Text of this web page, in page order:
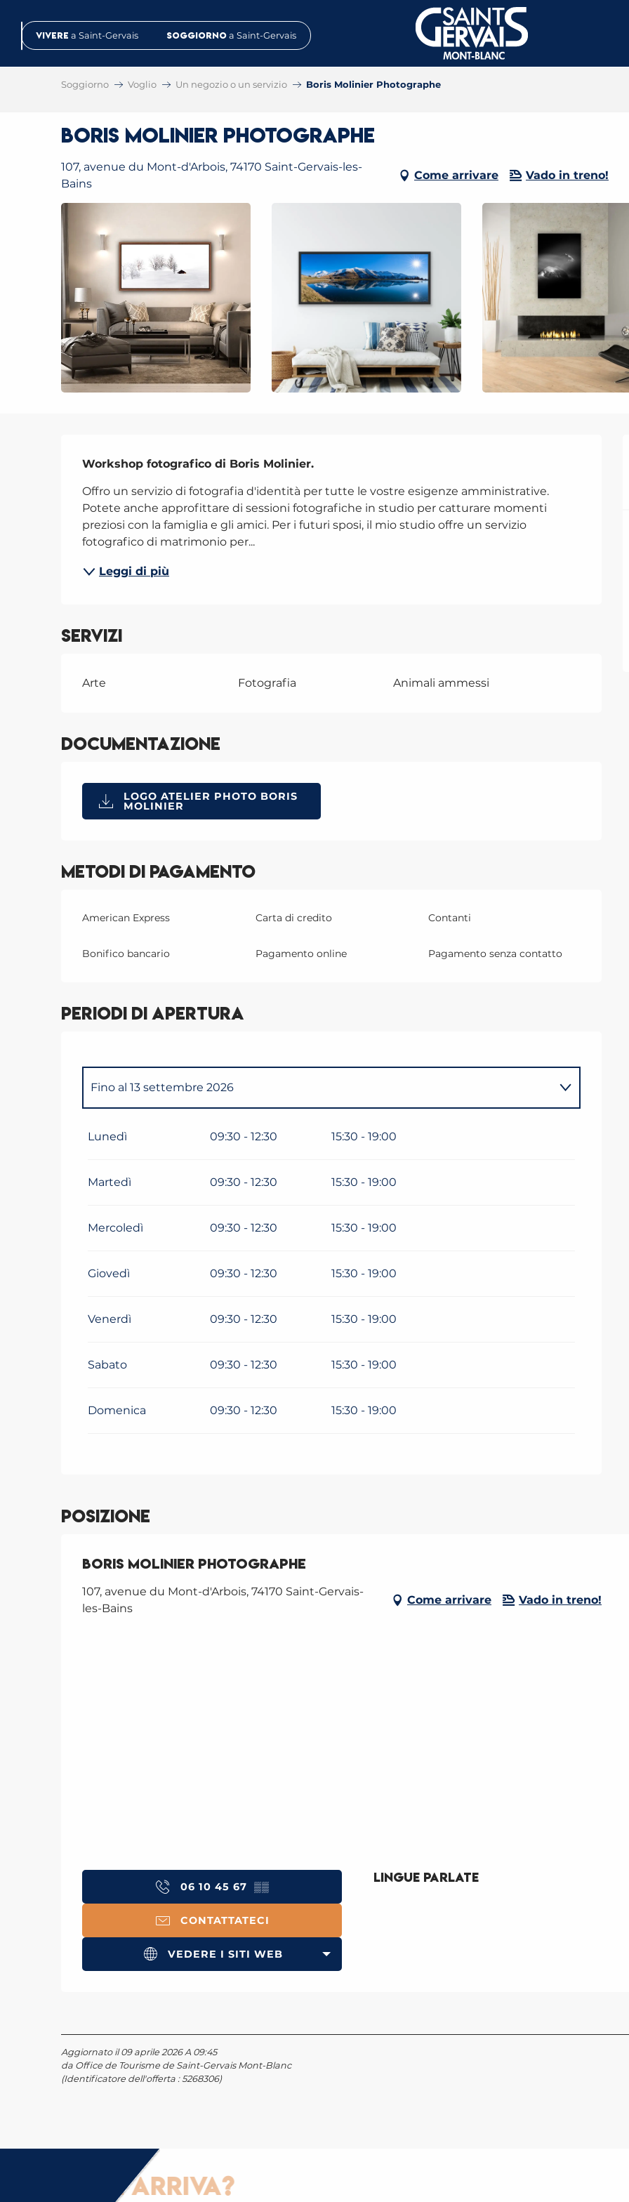
contenuVivere a Saint-Gervais Soggiorno a Saint-Gervais
Soggiorno Voglio Un negozio o un servizio Boris Molinier Photographe
Boris Molinier Photographe
107, avenue du Mont-d'Arbois, 74170 Saint-Gervais-les-
Bains
Come arrivare Vado in treno!
Descrizione
Workshop fotografico di Boris Molinier.
Offro un servizio di fotografia d'identità per tutte le vostre esigenze amministrative.
Potete anche approfittare di sessioni fotografiche in studio per catturare momenti
preziosi con la famiglia e gli amici. Per i futuri sposi, il mio studio offre un servizio
fotografico di matrimonio per...
Leggi di più
Servizi
Arte Fotografia Animali ammessi
Documentazione
LOGO ATELIER PHOTO BORIS
MOLINIER
Metodi di pagamento
American Express Carta di credito Contanti
Bonifico bancario Pagamento online Pagamento senza contatto
Periodi di apertura
Fino al 13 settembre 2026
Lunedì 09:30 - 12:30 15:30 - 19:00
Martedì 09:30 - 12:30 15:30 - 19:00
Mercoledì 09:30 - 12:30 15:30 - 19:00
Giovedì 09:30 - 12:30 15:30 - 19:00
Venerdì 09:30 - 12:30 15:30 - 19:00
Sabato 09:30 - 12:30 15:30 - 19:00
Domenica 09:30 - 12:30 15:30 - 19:00
Posizione
Boris Molinier Photographe
107, avenue du Mont-d'Arbois, 74170 Saint-Gervais-
les-Bains
Come arrivare Vado in treno!
06 10 45 67 ▒▒
CONTATTATECI
VEDERE I SITI WEB
Lingue parlate
Lingue parlate
Aggiornato il 09 aprile 2026 A 09:45
da Office de Tourisme de Saint-Gervais Mont-Blanc
(Identificatore dell'offerta :5268306)
ci si arriva?